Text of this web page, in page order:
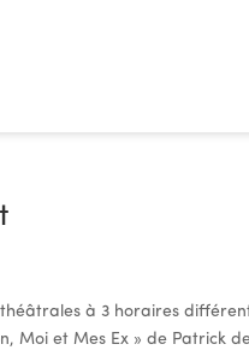
à 3 horaires
Moi et Mes Ex » de Patrick